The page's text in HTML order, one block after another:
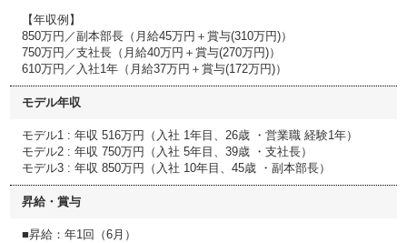
【年収例】
850万円／副本部長（月給45万円＋賞与(310万円)）
750万円／支社長（月給40万円＋賞与(270万円)）
610万円／入社1年（月給37万円＋賞与(172万円)）
モデル年収
モデル1 : 年収 516万円（入社 1年目、26歳 ・営業職 経験1年）
モデル2 : 年収 750万円（入社 5年目、39歳 ・支社長）
モデル3 : 年収 850万円（入社 10年目、45歳 ・副本部長）
昇給・賞与
■昇給：年1回（6月）